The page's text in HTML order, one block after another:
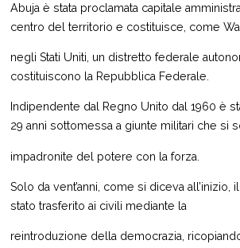
Abuja è stata proclamata capitale
centro del territorio e costituisce, come
negli Stati Uniti, un distretto federale
costituiscono la Repubblica Federale.
Indipendente dal Regno Unito dal 1960 è
29 anni sottomessa a giunte militari che si
impadronite del potere con la forza.
Solo da vent’anni, come si diceva
stato trasferito ai civili mediante la
reintroduzione della democrazia,